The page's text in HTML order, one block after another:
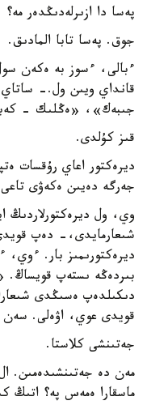
پەسا دا ازىرلەدىڭدەر مە؟
جوق. پەسا تابا المادىق.
ءبالى، ءسوز بە ەكەن
قانداي ويىن ول.-
جىبەك»، «ەڭلىك -
قىز كۇلدى.
ديرەكتور اعاي رۇقسات
جەرگە دەيىن ەكەۋى
وي، ول ديرەكتورلاردىڭ
شىعارمايدى،- دەپ
ديرەكتورىمىز بار. ءوي،
بىردەڭە ىستەپ
دىكىلدەپ ەسىڭدى
قويدى عوي، اۋەلى. سەن
جەتىنشى كلاستا.
مەن دە جەتىنشىدەمىن.
ماسقارا ەمەس پە؟ اتىڭ